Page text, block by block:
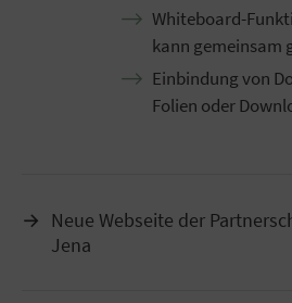
Whiteboard-
kann gemeinsam
Einbindung von
Folien oder
→
Neue Webseite der
Jena